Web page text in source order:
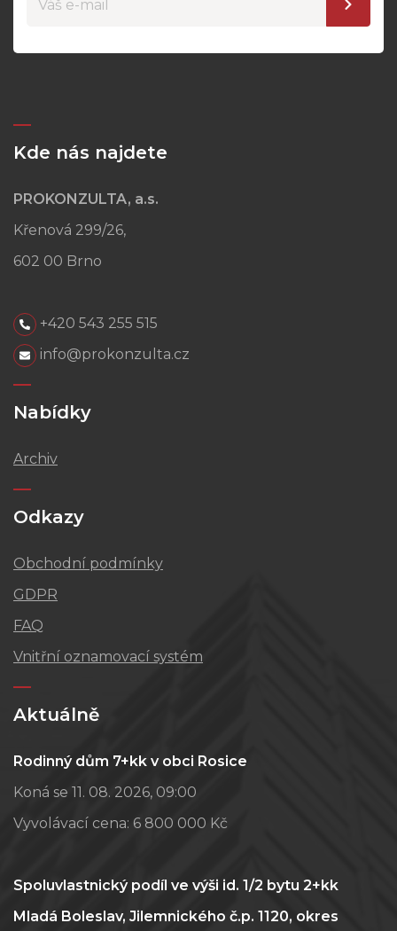
Kde nás najdete
PROKONZULTA, a.s.
Křenová 299/26,
602 00 Brno
+420 543 255 515
info@prokonzulta.cz
Nabídky
Archiv
Odkazy
Obchodní podmínky
GDPR
FAQ
Vnitřní oznamovací systém
Aktuálně
Rodinný dům 7+kk v obci Rosice
Koná se 11. 08. 2026, 09:00
Vyvolávací cena: 6 800 000 Kč
Spoluvlastnický podíl ve výši id. 1/2 bytu 2+kk
Mladá Boleslav, Jilemnického č.p. 1120, okres